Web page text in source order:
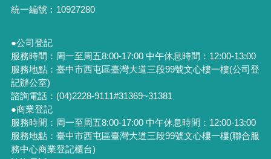
統一編號︰ 10927280
●公司登記
服務時間：周一至周五8:00-17:00 中午休息時間：12:00-13:00
服務地點：臺中市西屯區臺灣大道三段99號文心樓一樓(公司登
記辦公室)
諮詢電話：(04)2228-9111#31369~31381
●商業登記
服務時間：周一至周五8:00-17:00 中午休息時間：12:00-13:00
服務地點：臺中市西屯區臺灣大道三段99號文心樓一樓(聯合服
務中心商業登記櫃台)